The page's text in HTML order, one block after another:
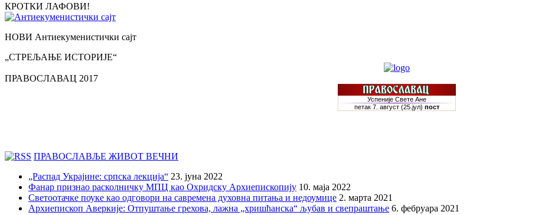
КРОТКИ ЛАФОВИ!
НОВИ Антиекуменистички сајт
„СТРЕЉАЊЕ ИСТОРИЈЕ“
ПРАВОСЛАВАЦ 2017
ПРАВОСЛАВЉЕ ЖИВОТ ВЕЧНИ
„Распад Украјине: српска лекција“ 23. јуна 2022
Фанар признао расколничку МПЦ као Охридску Архиепископију 10. маја 2022
Светоотачке поуке као одговори на савремена духовна питања и недоумице 2. марта 2021
Архиепископ Аверкије: Отпуштање грехова, лажна „хришћанска“ љубав и свепраштање 6. фебруара 2021